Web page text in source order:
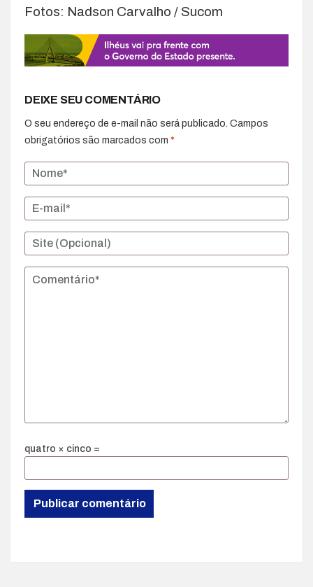
Fotos: Nadson Carvalho / Sucom
DEIXE SEU COMENTÁRIO
O seu endereço de e-mail não será publicado. Campos
obrigatórios são marcados com *
quatro × cinco =